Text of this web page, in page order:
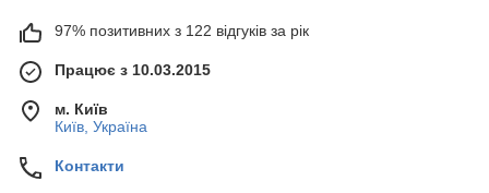
97% позитивних з 122 відгуків за рік
Працює з 10.03.2015
м. Київ
Київ, Україна
Контакти